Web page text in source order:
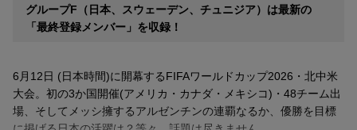
グループF（日本、スウェーデン、チュニジア）は最新の
「最終登録メンバー」を収録！
6月12日 (日本時間)に開幕するFIFAワールドカップ2026・北中米
大会。初の3か国開催(アメリカ・カナダ・メキシコ)・48チーム出
場、そしてメッシ擁するアルゼンチンの連覇なるか、優勝を目標